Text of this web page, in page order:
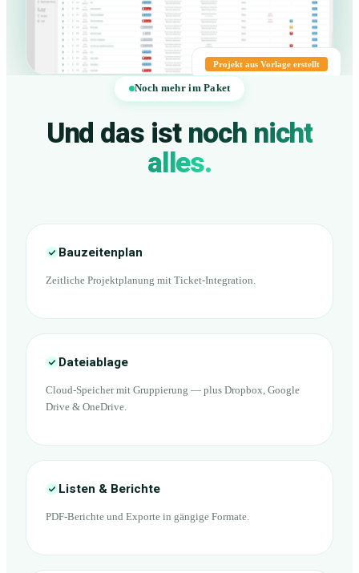
Projekt aus Vorlage erstellt
Noch mehr im Paket
Und das istnoch nicht
alles.
Bauzeitenplan
Zeitliche Projektplanung mit Ticket-Integration.
Dateiablage
Cloud-Speicher mit Gruppierung — plus Dropbox, Google
Drive & OneDrive.
Listen & Berichte
PDF-Berichte und Exporte in gängige Formate.